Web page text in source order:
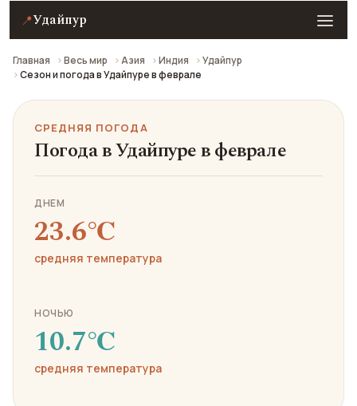
📍Удайпур
Главная Весь мир Азия Индия
Удайпур
Сезон и погода в Удайпуре в феврале
СРЕДНЯЯ ПОГОДА
Погода в Удайпуре в феврале
ДНЕМ
23.6℃
средняя температура
НОЧЬЮ
10.7℃
средняя температура